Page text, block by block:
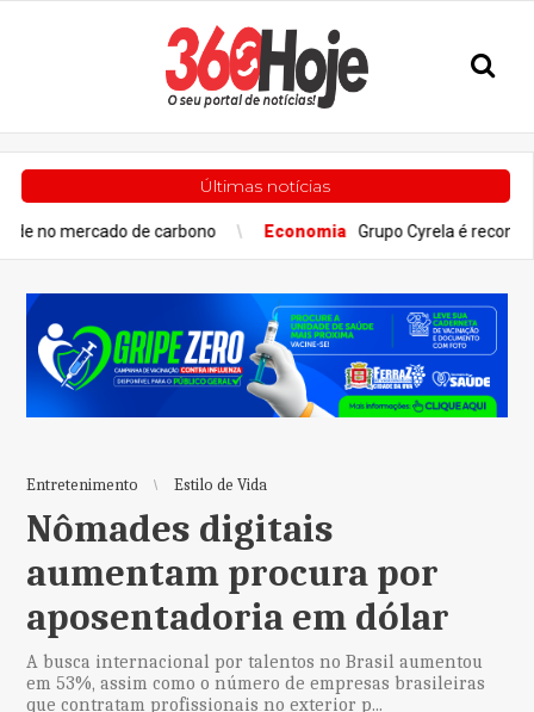
Últimas notícias
de carbono Economia Grupo Cyrela é reconhecido como
Entretenimento Estilo de Vida
Nômades digitais
aumentam procura por
aposentadoria em dólar
A busca internacional por talentos no Brasil aumentou
em 53%, assim como o número de empresas brasileiras
que contratam profissionais no exterior p...